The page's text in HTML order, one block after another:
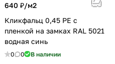
640 ₽/м2
Кликфальц 0,45 PE с
пленкой на замках RAL 5021
водная синь
0 0 В наличии